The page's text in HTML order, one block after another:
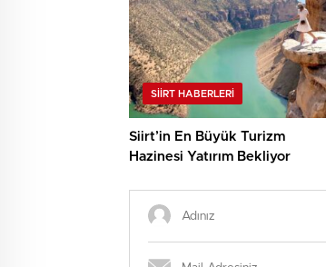
SIIRT HABERLERI
Siirt’in En Büyük Turizm
Hazinesi Yatırım Bekliyor